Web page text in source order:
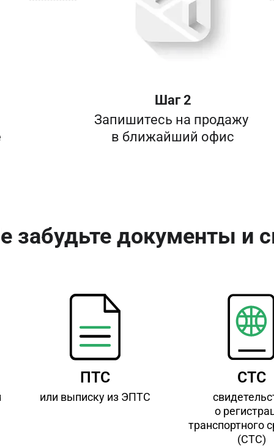
Шаг 2
Запишитесь на продажу
в ближайший офис
забудьте документы и
ПТС
или выписку из ЭПТС
СТС
о
транспортного
(СТС)